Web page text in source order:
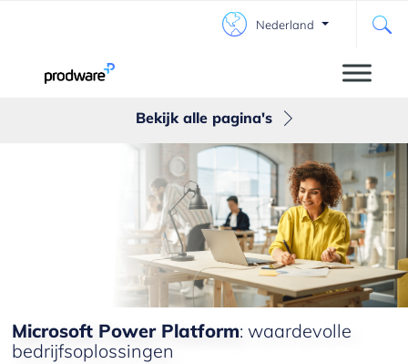
Nederland
Bekijk alle pagina's
Power Apps
Power Automate
Power Pages
Power BI
Power Platform Connectors
Microsoft Power Platform: waardevolle
bedrijfsoplossingen